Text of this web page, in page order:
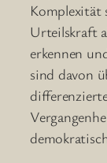
Komplexität
Urteilskraft
erkennen
sind davon